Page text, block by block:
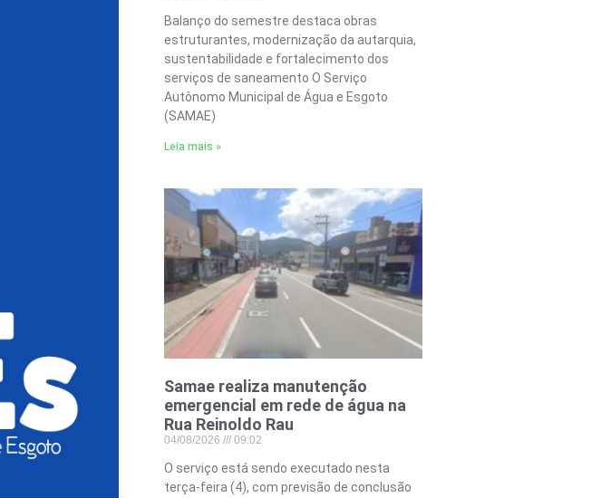
Balanço do semestre destaca obras
estruturantes, modernização da autarquia,
sustentabilidade e fortalecimento dos
serviços de saneamento O Serviço
Autônomo Municipal de Água e Esgoto
(SAMAE)
Leia mais »
Samae realiza manutenção
emergencial em rede de água na
Rua Reinoldo Rau
04/08/2026 09:02
O serviço está sendo executado nesta
terça-feira (4), com previsão de conclusão